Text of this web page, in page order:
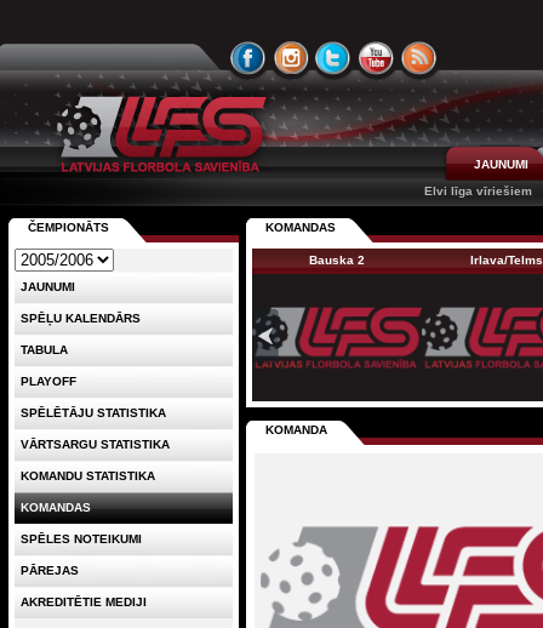
JAUNUMI
Elvi līga vīriešiem
KOMANDAS
Bauska 2 Irlava/Telms
KOMANDA
ČEMPIONĀTS
JAUNUMI
SPĒĻU KALENDĀRS
TABULA
PLAYOFF
SPĒLĒTĀJU STATISTIKA
VĀRTSARGU STATISTIKA
KOMANDU STATISTIKA
KOMANDAS
SPĒLES NOTEIKUMI
PĀREJAS
AKREDITĒTIE MEDIJI